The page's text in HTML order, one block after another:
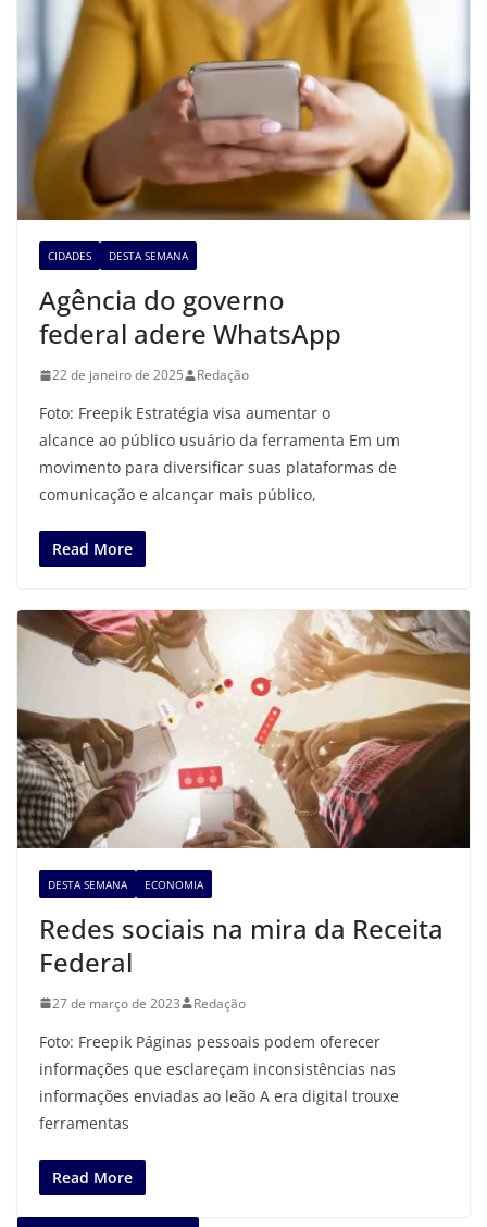
CIDADES DESTA SEMANA
Agência do governo
federal adere WhatsApp
22 de janeiro de 2025 Redação
Foto: Freepik Estratégia visa aumentar o
alcance ao público usuário da ferramenta Em um
movimento para diversificar suas plataformas de
comunicação e alcançar mais público,
Read More
DESTA SEMANA ECONOMIA
Redes sociais na mira da Receita
Federal
27 de março de 2023 Redação
Foto: Freepik Páginas pessoais podem oferecer
informações que esclareçam inconsistências nas
informações enviadas ao leão A era digital trouxe
ferramentas
Read More